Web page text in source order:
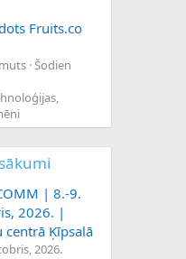
Fruits.co
Šodien
| 8.-9.
2026. |
centrā Ķīpsalā
2026.